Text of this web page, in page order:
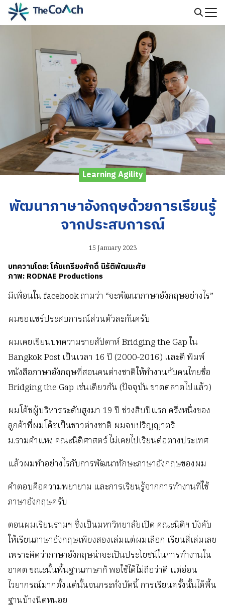
Skip
Search
Learning Agility
พัฒนาภาษาอังกฤษด้วยการเรียนรู้
จากประสบการณ์
15 January 2023
บทความโดย: โค้ชเกรียงศักดิ์ นิรัติพัฒนะศัย
ภาพ: RODNAE Productions
มีเพื่อนใน facebook ถามว่า “จะพัฒนาภาษาอังกฤษอย่างไร”
ผมขอแชร์ประสบการณ์ส่วนตัวละกันครับ
ผมเคยเขียนบทความรายสัปดาห์ Bridging the Gap ใน
Bangkok Post เป็นเวลา 16 ปี (2000-2016) และตี พิมพ์
หนังสือภาษาอังกฤษที่สอนคนต่างชาติให้ทำงานกับคนไทยชื่อ
Bridging the Gap เช่นเดียวกัน (ปัจจุบัน ขาดตลาดไปแล้ว)
ผมโค้ชผู้บริหารระดับสูงมา 19 ปี ช่วงสิบปีแรก ครึ่งหนึ่งของ
ลูกค้าที่ผมโค้ชเป็นชาวต่างชาติ ผมจบปริญญาตรี
ม.รามคำแหง คณะนิติศาสตร์ ไม่เคยไปเรียนต่อต่างประเทศ
แล้วผมทำอย่างไรกับการพัฒนาทักษะภาษาอังกฤษของผม
คำตอบคือความพยายาม และการเรียนรู้จากการทำงานที่ใช้
ภาษาอังกฤษครับ
ตอนผมเรียนรามฯ ซึ่งเป็นมหาวิทยาลัยเปิด คณะนิติฯ บังคับ
ให้เรียนภาษาอังกฤษเพียงสองเล่มแต่ผมเลือก เรียนสี่เล่มเลย
เพราะคิดว่าภาษาอังกฤษน่าจะเป็นประโยชน์ในการทำงานใน
อาคต ขณะนั้นพื้นฐานภาษาก็ พอใช้ได้ไม่ถือว่าดี แต่อ่อน
ไวยากรณ์มากตั้งแต่นั้นจนกระทั่งบัดนี้ การเรียนครั้งนั้นได้พื้น
ฐานบ้างนิดหน่อย